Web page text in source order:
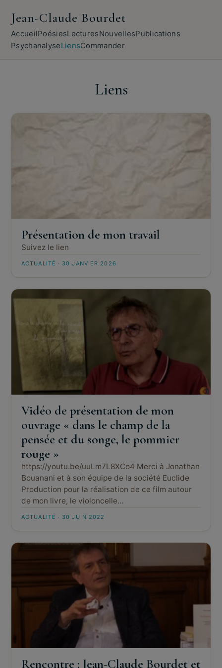
Jean-Claude Bourdet
AccueilPoésiesLecturesNouvellesPublications
PsychanalyseLiensCommander
Liens
Présentation de mon travail
Suivez le lien
ACTUALITÉ · 30 JANVIER 2026
Vidéo de présentation de mon
ouvrage « dans le champ de la
pensée et du songe, le pommier
rouge »
https://youtu.be/uuLm7L8XCo4 Merci à Jonathan
Bouanani et à son équipe de la société Euclide
Production pour la réalisation de ce film autour
de mon livre, le violoncelle…
ACTUALITÉ · 30 JUIN 2022
Rencontre : Jean-Claude Bourdet et